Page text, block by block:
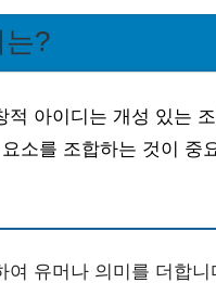
는?
아이디는 개성 있는
소를 조합하는 것이 중
여 유머나 의미를 더합니